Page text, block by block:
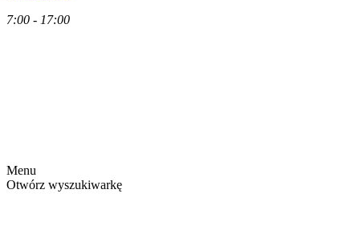
7:00 - 17:00
Menu
Otwórz wyszukiwarkę